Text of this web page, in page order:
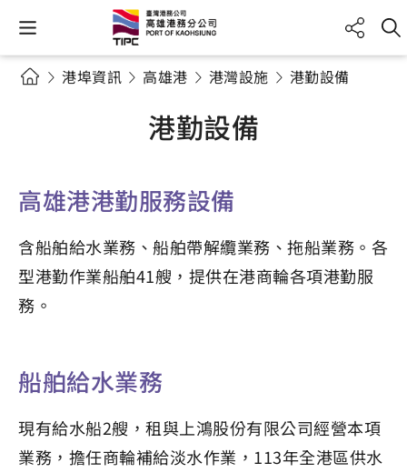
港埠資訊 高雄港 港灣設施 港勤設備
港勤設備
高雄港港勤服務設備
含船舶給水業務、船舶帶解纜業務、拖船業務。各
型港勤作業船舶41艘，提供在港商輪各項港勤服
務。
船舶給水業務
現有給水船2艘，租與上鴻股份有限公司經營本項
業務，擔任商輪補給淡水作業，113年全港區供水